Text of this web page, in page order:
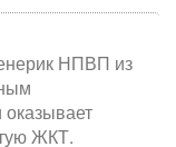
НПВП из
ЖКТ.